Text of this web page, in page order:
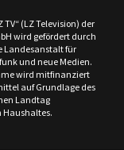
TV“ (LZ Television) der
wird gefördert durch
Landesanstalt für
und neue Medien.
wird mitfinanziert
auf Grundlage des
Landtag
Haushaltes.